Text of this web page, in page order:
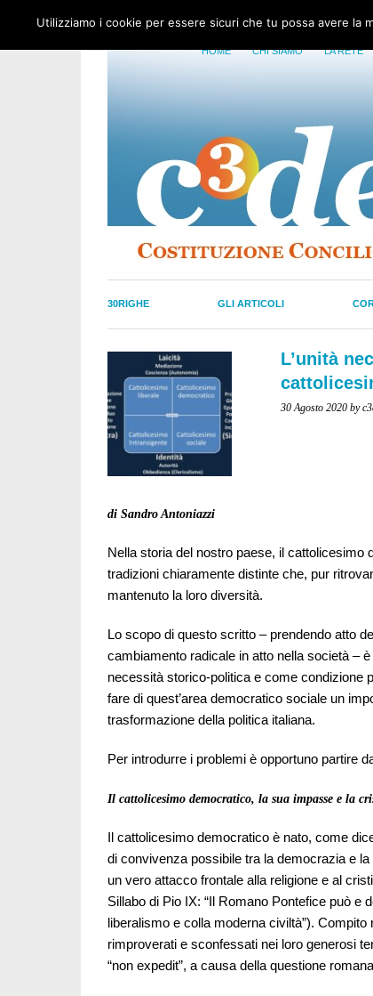
HOME CHI SIAMO LA RETE
30RIGHE GLI ARTICOLI
L’unità
30 Agosto 2020 by
di Sandro Antoniazzi
Nella storia del nostro paese, il
tradizioni chiaramente distinte che, pur
mantenuto la loro diversità.
Lo scopo di questo scritto – prendendo atto
cambiamento radicale in atto nella società –
necessità storico-politica e come condizione
fare di quest’area democratico sociale un
trasformazione della politica italiana.
Per introdurre i problemi è opportuno partire
Il cattolicesimo democratico, la sua impasse e la
Il cattolicesimo democratico è nato, come
di convivenza possibile tra la democrazia e
un vero attacco frontale alla religione e al
Sillabo di Pio IX: “Il Romano Pontefice può
liberalismo e colla moderna civiltà”).
rimproverati e sconfessati nei loro generosi
“non expedit”, a causa della questione
Utilizziamo i cookie per essere sicuri che tu possa avere